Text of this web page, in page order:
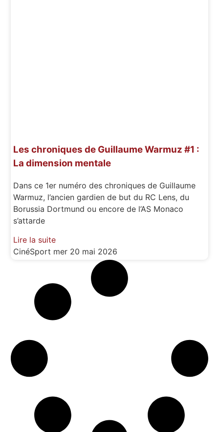
Les chroniques de Guillaume Warmuz #1 :
La dimension mentale
Dans ce 1er numéro des chroniques de Guillaume
Warmuz, l’ancien gardien de but du RC Lens, du
Borussia Dortmund ou encore de l’AS Monaco
s’attarde
Lire la suite
CinéSport mer 20 mai 2026